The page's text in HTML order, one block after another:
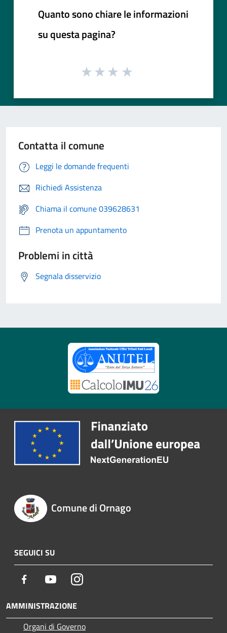
Quanto sono chiare le informazioni
su questa pagina?
Contatta il comune
Leggi le domande frequenti
Richiedi Assistenza
Chiama il comune 039628631
Prenota un appuntamento
Problemi in città
Segnala disservizio
Comune di Ornago
SEGUICI SU
Facebook YoutubeInstagram
AMMINISTRAZIONE
Organi di Governo